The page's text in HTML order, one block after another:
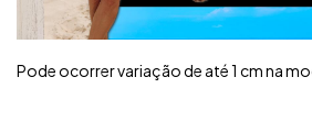
Pode ocorrer variação de até 1 cm na